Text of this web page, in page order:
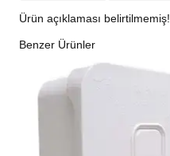
Ürün açıklaması belirtilmemiş!
Benzer Ürünler